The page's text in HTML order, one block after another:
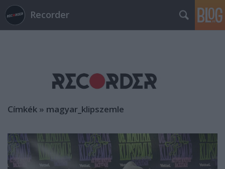
Recorder
Címkék » magyar_klipszemle